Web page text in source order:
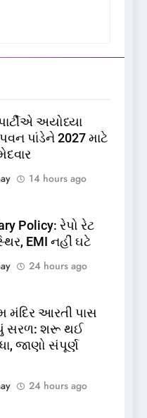
અયોધ્યા
પાંડેને 2027 માટે
14 hours ago
Policy: રેપો રેટ
EMI નહીં ઘટે
24 hours ago
મંદિર આરતી પાસ
સરળ: શરૂ થઈ
જાણો સંપૂર્ણ
24 hours ago
છારા દરિયાકાંઠે પાંચ
NEWS
વેરિફિકેશન માટે હવે
વેરિફિકેશન
બની સરળ
NEWS
ધ્વનિમતથી